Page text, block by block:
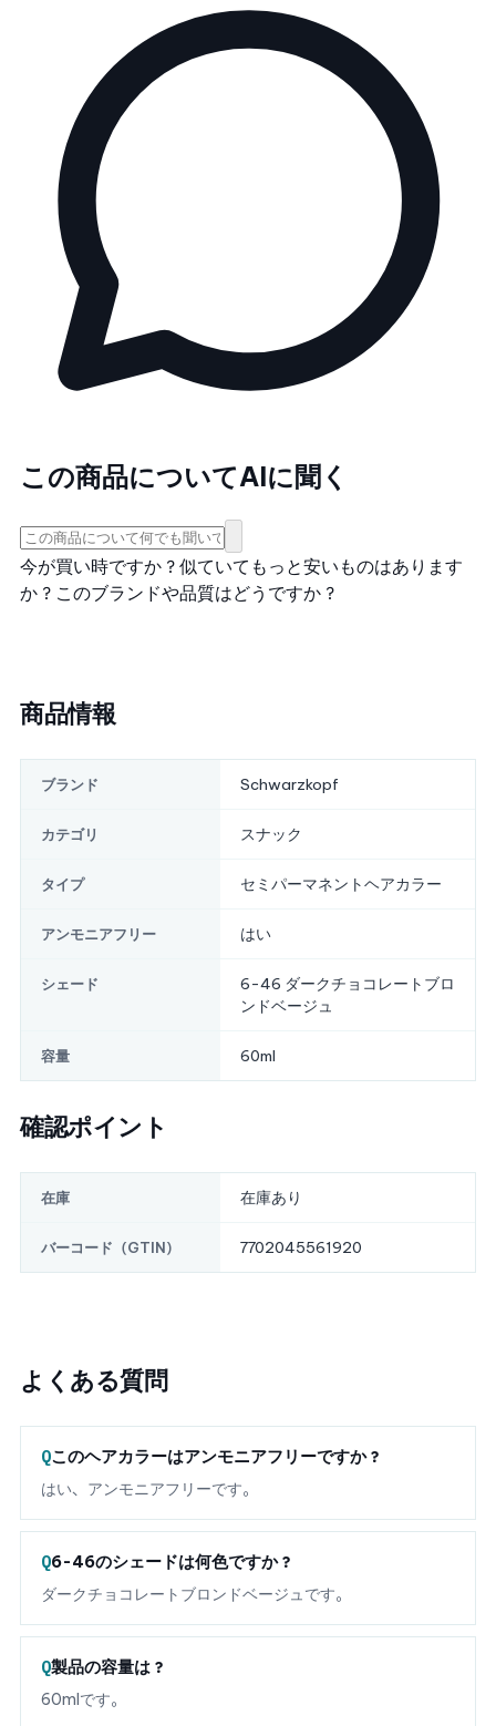
この商品についてAIに聞く
今が買い時ですか？ 似ていてもっと安いものはあります
か？ このブランドや品質はどうですか？
商品情報
ブランド Schwarzkopf
カテゴリ スナック
タイプ セミパーマネントヘアカラー
アンモニアフリー はい
シェード
6-46 ダークチョコレートブロ
ンドベージュ
容量 60ml
確認ポイント
在庫 在庫あり
バーコード（GTIN） 7702045561920
よくある質問
このヘアカラーはアンモニアフリーですか？
はい、アンモニアフリーです。
6-46のシェードは何色ですか？
ダークチョコレートブロンドベージュです。
製品の容量は？
60mlです。